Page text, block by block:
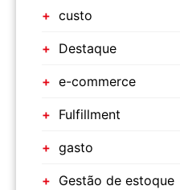
custo
Destaque
e-commerce
Fulfillment
gasto
Gestão de estoque